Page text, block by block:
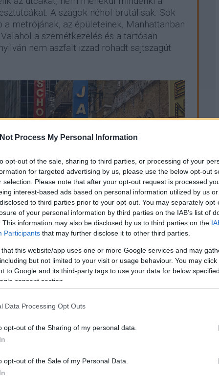
Process My Personal Information
opt-out of the sale, sharing to third parties, or processing of your
for targeted advertising by us, please use the below opt-out
selection. Please note that after your opt-out request is processed
interest-based ads based on personal information utilized by us
to third parties prior to your opt-out. You may separately
of your personal information by third parties on the IAB’s list of
This information may also be disclosed by us to third parties on the
Participants that may further disclose it to other third parties.
that this website/app uses one or more Google services and may
but not limited to your visit or usage behaviour. You may
to Google and its third-party tags to use your data for below
consent section.
Data Processing Opt Outs
opt-out of the Sharing of my personal data.
opt-out of the Sale of my Personal Data.
A szagok néhol brutálisak. Sok
a metrójának, az épületeinek, Manhattanban
a szemétkezelés és a tartósan
nyilván nem aszfalt izzad rohadt sajtszagút